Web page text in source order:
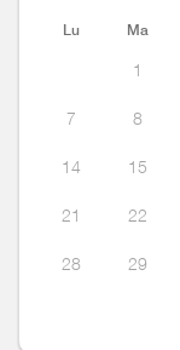
Lu Ma
1
7 8
14 15
21 22
28 29